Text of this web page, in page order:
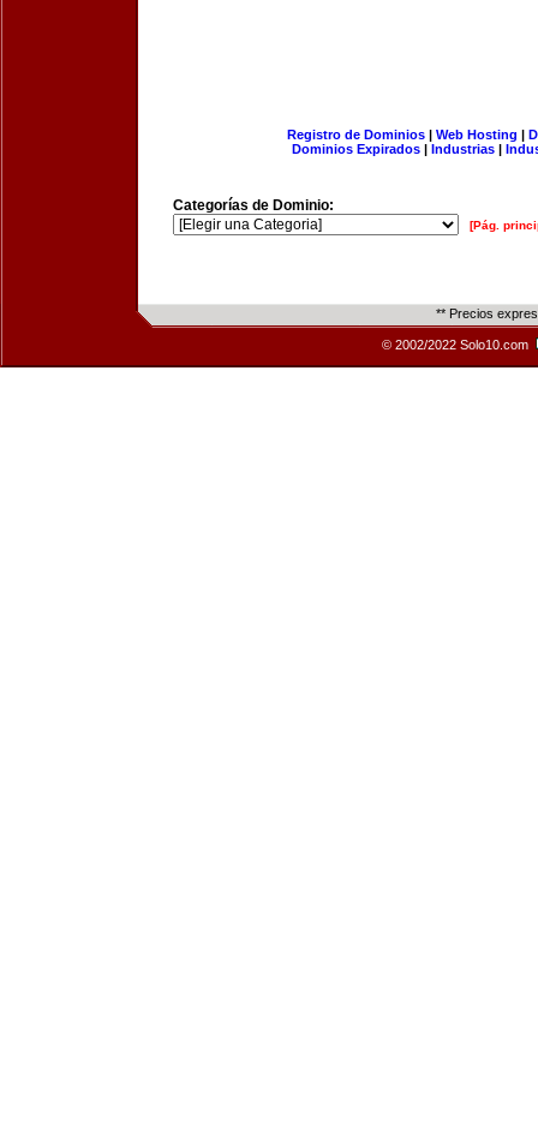
Registro de Dominios| Web Hosting |
Dominios Expirados | Industrias |
Categorías de Dominio:
[Pág.
** Precios
© 2002/2022 Solo10.com